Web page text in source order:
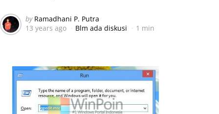
Posted
by
by Ramadhani P. Putra
13 years ago
Blm ada diskusi 1 min